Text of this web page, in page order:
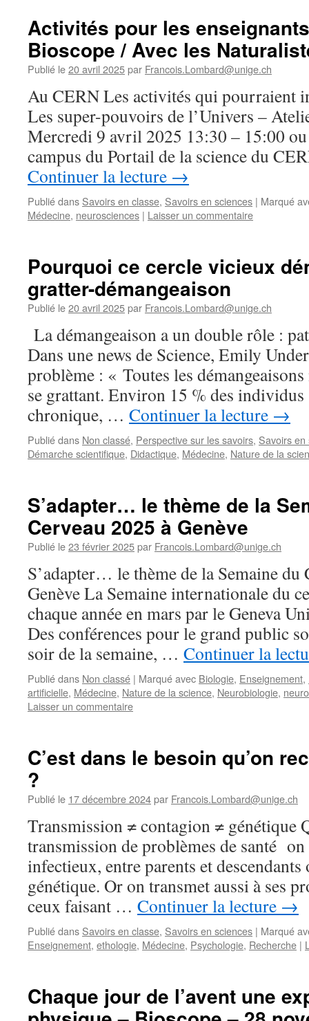
Activités pour les
Bioscope / Avec les
Publié le20 avril 2025par Francois.Lombard@unige.ch
Au CERN Les activités qui pourraient
Les super-pouvoirs de l’Univers –
Mercredi 9 avril 2025 13:30 – 15:00
campus du Portail de la science du
Continuer la lecture →
Publié dans Savoirs en classe, Savoirs en sciences | Marqué
Médecine, neurosciences | Laisser un commentaire
Pourquoi ce cercle vicieux
gratter-démangeaison
Publié le20 avril 2025par Francois.Lombard@unige.ch
La démangeaison a un double rôle :
Dans une news de Science, Emily
problème : « Toutes les
se grattant. Environ 15 % des
chronique, … Continuer la lecture →
Publié dans Non classé, Perspective sur les savoirs, Savoirs en
Démarche scientifique, Didactique, Médecine, Nature de la
S’adapter… le thème de la
Cerveau 2025 à Genève
Publié le23 février 2025par Francois.Lombard@unige.ch
S’adapter… le thème de la Semaine du
Genève La Semaine internationale du
chaque année en mars par le Geneva
Des conférences pour le grand public
soir de la semaine, … Continuer la
Publié dans Non classé | Marqué avec Biologie, Enseignement,
artificielle, Médecine, Nature de la science, Neurobiologie,
Laisser un commentaire
C’est dans le besoin qu’on
?
Publié le 17 décembre 2024par Francois.Lombard@unige.ch
Transmission ≠ contagion ≠ génétique
transmission de problèmes de santé on
infectieux, entre parents et descendants
génétique. Or on transmet aussi à ses
ceux faisant … Continuer la lecture →
Publié dans Savoirs en classe, Savoirs en sciences | Marqué
Enseignement, ethologie, Médecine, Psychologie, Recherche |
Chaque jour de l’avent une